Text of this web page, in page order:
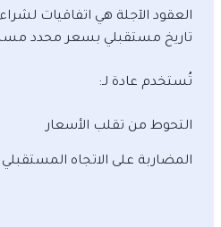
العقود الآجلة هي اتفاقيات
تاريخ مستقبلي بسعر محدد
تُستخدم عادة لـ:
التحوط من تقلب الأسعار
المضاربة على الاتجاه المستقبلي